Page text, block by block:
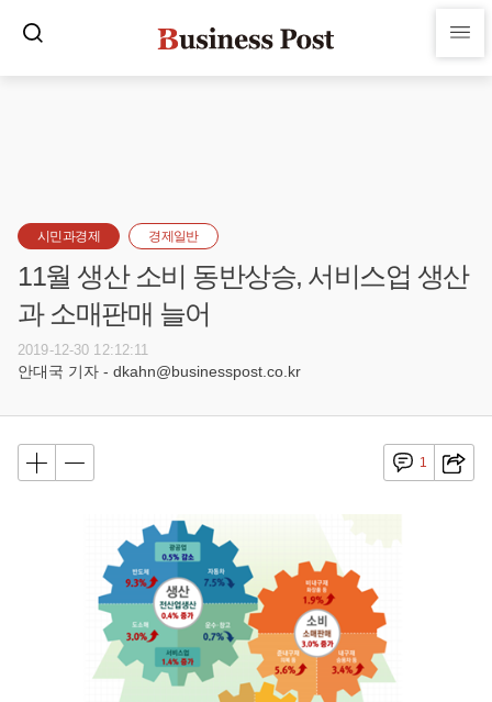
시민과경제 경제일반
11월 생산 소비 동반상승, 서비스업 생산
과 소매판매 늘어
2019-12-30 12:12:11
안대국 기자 - dkahn@businesspost.co.kr
1